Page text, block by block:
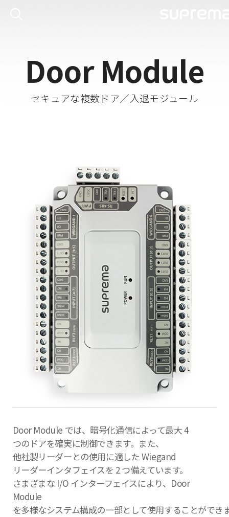
Door Module
セキュアな複数ドア／入退モジュール
Door Module では、暗号化通信によって最大 4
つのドアを確実に制御できます。また、
他社製リーダーとの使用に適した Wiegand
リーダーインタフェイスを 2 つ備えています。
さまざまな I/O インターフェイスにより、Door
Module
を多様なシステム構成の一部として使用することができ